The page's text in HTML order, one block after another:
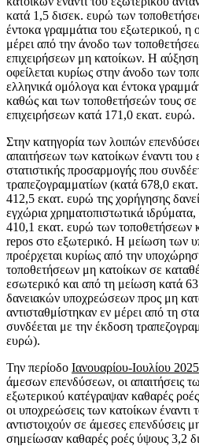
κατά 1,5 δισεκ. ευρώ των
έντοκα γραμμάτια του εξωτερικού, η
μέρει από την άνοδο των
επιχειρήσεων μη κατοίκων. Η
οφείλεται κυρίως στην άνοδο των
ελληνικά ομόλογα και έντοκα
καθώς και των τοποθετήσεών τους
επιχειρήσεων κατά 171,0 εκατ. ευρώ.
Στην κατηγορία των λοιπών
απαιτήσεων των κατοίκων έναντι
στατιστικής προσαρμογής που
τραπεζογραμματίων (κατά 678,0
412,5 εκατ. ευρώ της χορήγησης
εγχώρια χρηματοπιστωτικά
410,1 εκατ. ευρώ των τοποθετήσεων
repos στο εξωτερικό. Η μείωση των
προέρχεται κυρίως από την
τοποθετήσεων μη κατοίκων σε
εσωτερικό και από τη μείωση κατά
δανειακών υποχρεώσεων προς μη
αντισταθμίστηκαν εν μέρει από τη
συνδέεται με την έκδοση
ευρώ).
Την περίοδο Ιανουαρίου-Ιουλίου 2025
άμεσων επενδύσεων, οι απαιτήσεις
εξωτερικού κατέγραψαν καθαρές
οι υποχρεώσεις των κατοίκων έναντι
αντιστοιχούν σε άμεσες επενδύσεις
σημείωσαν καθαρές ροές ύψους 3,2